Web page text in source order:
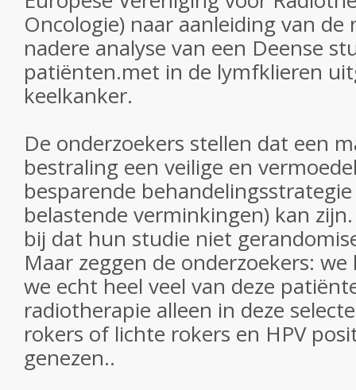
Oncologie) naar aanleiding van
nadere analyse van een Deense
patiënten.met in de lymfklieren
keelkanker.
De onderzoekers stellen dat een
bestraling een veilige en
besparende
belastende verminkingen) kan
bij dat hun studie niet
Maar zeggen de onderzoekers:
we echt heel veel van deze
radiotherapie alleen in deze
rokers of lichte rokers en HPV
genezen..